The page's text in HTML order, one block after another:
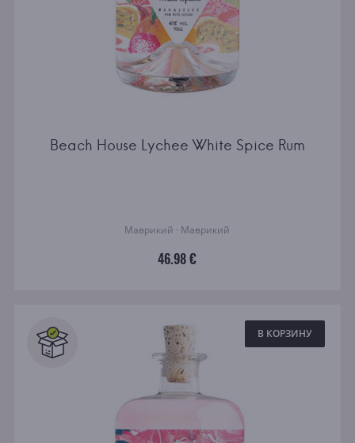
Beach House Lychee White Spice Rum
Маврикий · Маврикий
46.98 €
В КОРЗИНУ